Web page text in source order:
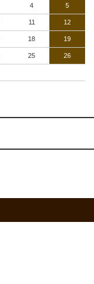
4 5
11 12
18 19
25 26